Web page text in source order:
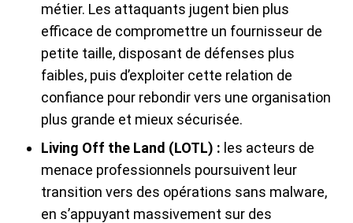
métier. Les attaquants jugent bien plus
efficace de compromettre un fournisseur de
petite taille, disposant de défenses plus
faibles, puis d’exploiter cette relation de
confiance pour rebondir vers une organisation
plus grande et mieux sécurisée.
Living Off the Land (LOTL) : les acteurs de
menace professionnels poursuivent leur
transition vers des opérations sans malware,
en s’appuyant massivement sur des